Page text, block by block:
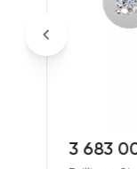
3 683